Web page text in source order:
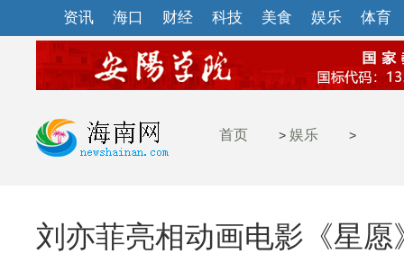
资讯 海口 财经 科技 美食 娱乐 体育
首页 > 娱乐 >
刘亦菲亮相动画电影《星